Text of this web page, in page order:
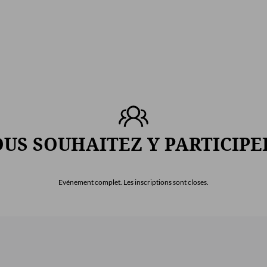
SOUHAITEZ Y
Evénement complet. Les inscriptions sont closes.